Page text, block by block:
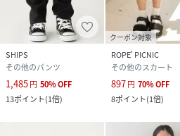
SHIPS
その他のパンツ
1,485円 50%OFF
13ポイント(1倍)
クーポン対象
ROPE' PICNIC
その他のスカート
897円 70%OFF
8ポイント(1倍)